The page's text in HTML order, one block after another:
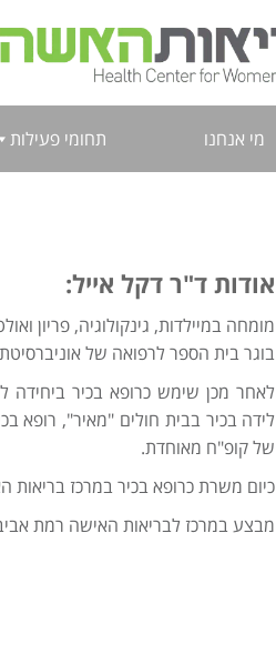
מי אנחנו תחומי פעילות
אודות ד"ר דקל אייל:
מומחה במיילדות, גינקולוגיה, פריון
בוגר בית הספר לרפואה של
לאחר מכן שימש כרופא בכיר ביחידה
לידה בכיר בבית חולים "מאיר", רופא
של קופ"ח מאוחדת.
כיום משרת כרופא בכיר במרכז
מבצע במרכז לבריאות האישה רמת